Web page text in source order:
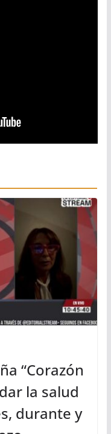
“Corazón
la salud
durante y